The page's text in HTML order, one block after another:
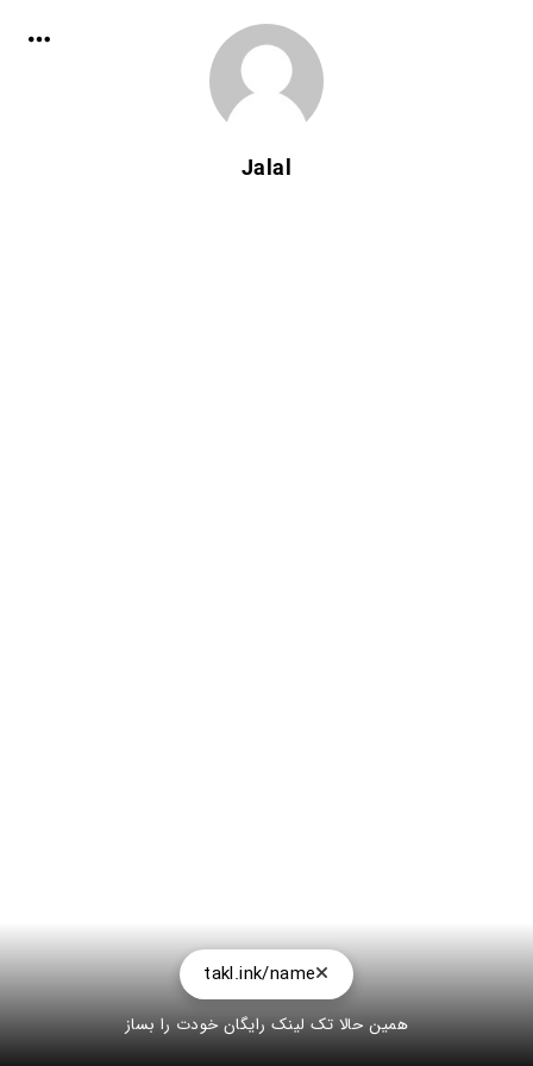
Jalal
takl.ink/name
همین حالا تک لینک رایگان خودت را بساز